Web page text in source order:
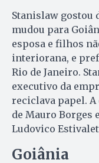
Stanislaw gostou
mudou para
esposa e filhos
interiorana, e
Rio de Janeiro.
executivo da
reciclava papel.
de Mauro Borges
Ludovico
Goiânia